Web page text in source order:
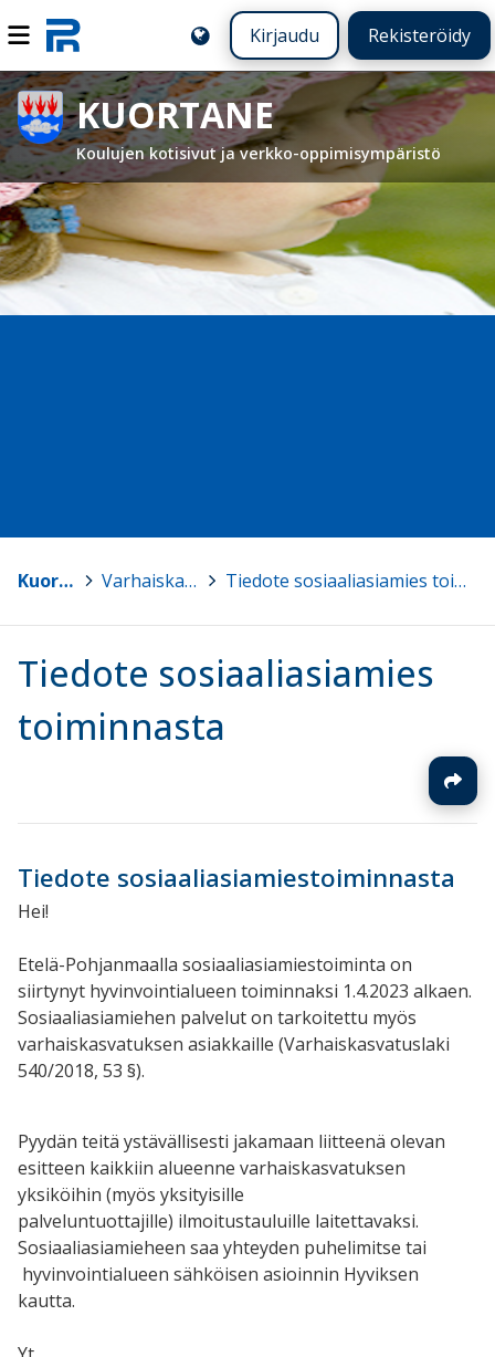
Kirjaudu Rekisteröidy
KUORTANE
Koulujen kotisivut ja verkko-oppimisympäristö
Kuortane > Varhaiskasvatus > Tiedote sosiaaliasiamies toiminnasta
Tiedote sosiaaliasiamies
toiminnasta
Tiedote sosiaaliasiamiestoiminnasta
Hei!
Etelä-Pohjanmaalla sosiaaliasiamiestoiminta on
siirtynyt hyvinvointialueen toiminnaksi 1.4.2023 alkaen.
Sosiaaliasiamiehen palvelut on tarkoitettu myös
varhaiskasvatuksen asiakkaille (Varhaiskasvatuslaki
540/2018, 53 §).
Pyydän teitä ystävällisesti jakamaan liitteenä olevan
esitteen kaikkiin alueenne varhaiskasvatuksen
yksiköihin (myös yksityisille
palveluntuottajille) ilmoitustauluille laitettavaksi.
Sosiaaliasiamieheen saa yhteyden puhelimitse tai
hyvinvointialueen sähköisen asioinnin Hyviksen
kautta.